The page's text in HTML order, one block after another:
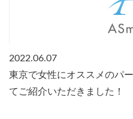
2022.06.07
東京で女性にオススメのパ
てご紹介いただきました！